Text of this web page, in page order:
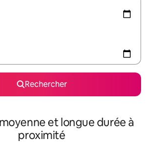
Rechercher
et longue durée à
proximité